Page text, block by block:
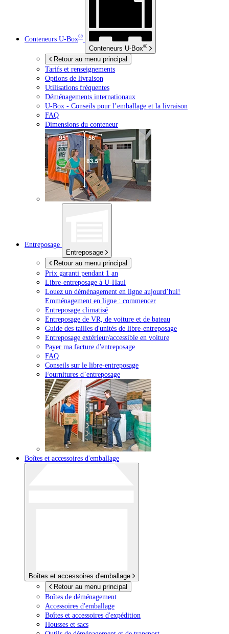
Conteneurs U-Box®
Conteneurs U-Box®
Retour au menu principal
Tarifs et renseignements
Options de livraison
Utilisations fréquentes
Déménagements internationaux
U-Box - Conseils pour l’emballage et la livraison
FAQ
Dimensions du conteneur
Entreposage
Entreposage
Retour au menu principal
Prix garanti pendant 1 an
Libre-entreposage à U-Haul
Louez un déménagement en ligne aujourd’hui!
Emménagement en ligne : commencer
Entreposage climatisé
Entreposage de VR, de voiture et de bateau
Guide des tailles d'unités de libre-entreposage
Entreposage extérieur/accessible en voiture
Payer ma facture d'entreposage
FAQ
Conseils sur le libre-entreposage
Fournitures d’entreposage
Boîtes et accessoires d'emballage
Boîtes et accessoires d'emballage
Retour au menu principal
Boîtes de déménagement
Accessoires d'emballage
Boîtes et accessoires d'expédition
Housses et sacs